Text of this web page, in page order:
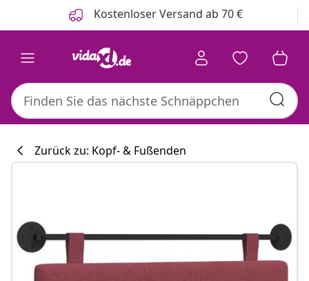
Kostenloser Versand ab 70 €
Zurück zu: Kopf- & Fußenden